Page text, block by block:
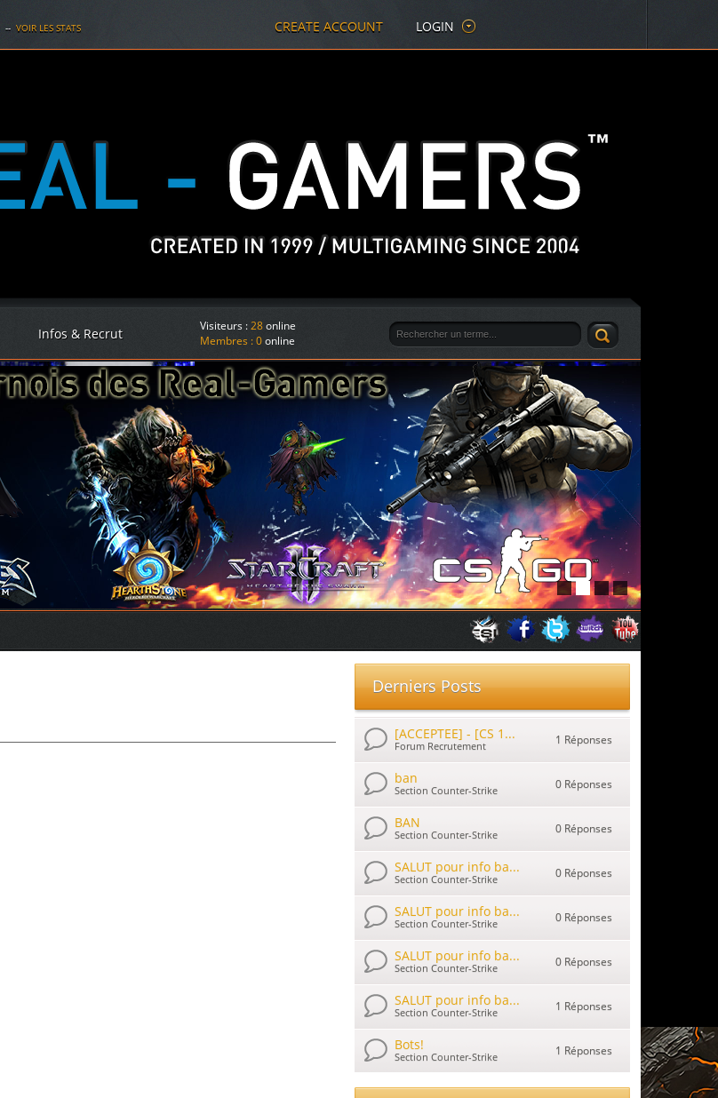
-- VOIR LES STATS CREATE ACCOUNT LOGIN
Infos & Recrut Visiteurs :28online
Membres :0online
Derniers Posts
[ACCEPTEE] - [CS 1...
Forum Recrutement 1 Réponses
ban
Section Counter-Strike 0 Réponses
BAN
Section Counter-Strike 0 Réponses
SALUT pour info ba...
Section Counter-Strike 0 Réponses
SALUT pour info ba...
Section Counter-Strike 0 Réponses
SALUT pour info ba...
Section Counter-Strike 0 Réponses
SALUT pour info ba...
Section Counter-Strike 1 Réponses
Bots!
Section Counter-Strike 1 Réponses